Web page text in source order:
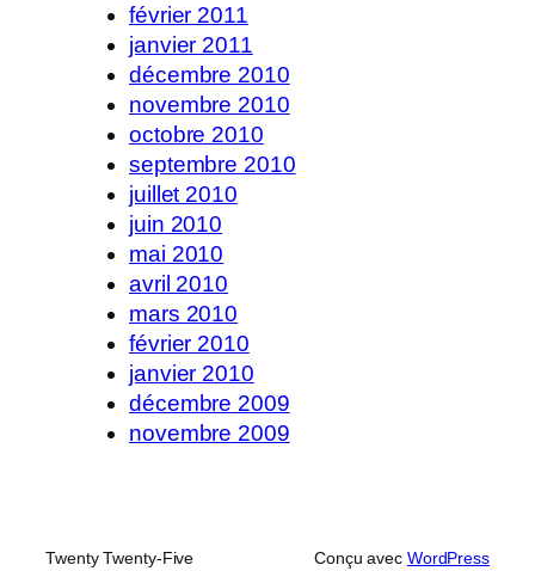
février 2011
janvier 2011
décembre 2010
novembre 2010
octobre 2010
septembre 2010
juillet 2010
juin 2010
mai 2010
avril 2010
mars 2010
février 2010
janvier 2010
décembre 2009
novembre 2009
Twenty Twenty-Five Conçu avec WordPress